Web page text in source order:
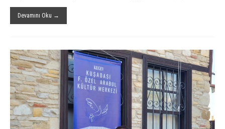
Devamını Oku →